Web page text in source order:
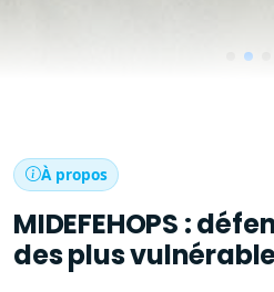
À propos
MIDEFEHOPS :
des plus